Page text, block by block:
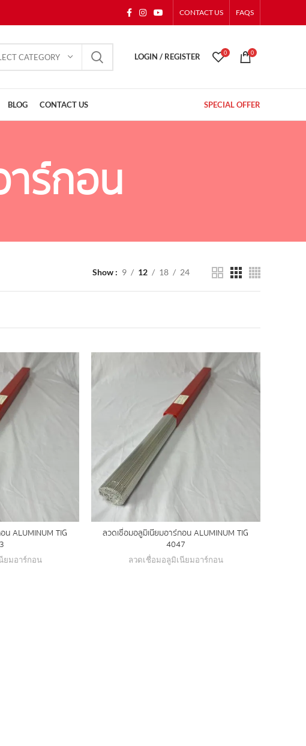
CONTACT US FAQS
CATEGORY LOGIN / REGISTER 0 0
BLOG CONTACT US SPECIAL OFFER
ร์กอน
Show 9 12 18 24
ALUMINUM TIG
ยมอาร์กอน
ลวดเชื่อมอลูมิเนียมอาร์กอน ALUMINUM TIG
4047
ลวดเชื่อมอลูมิเนียมอาร์กอน